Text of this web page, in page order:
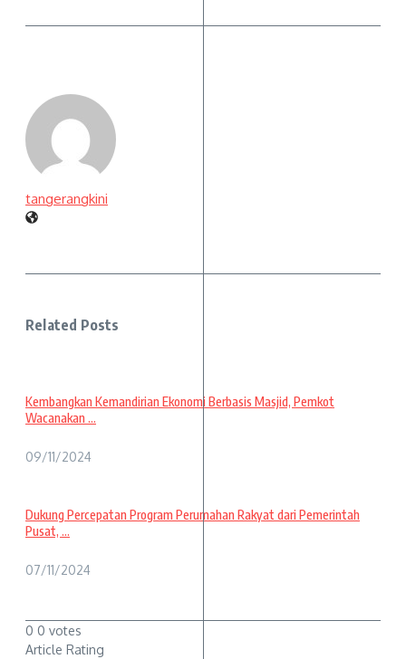
tangerangkini
Related Posts
Kembangkan Kemandirian Ekonomi Berbasis Masjid, Pemkot
Wacanakan ...
09/11/2024
Dukung Percepatan Program Perumahan Rakyat dari Pemerintah
Pusat, ...
07/11/2024
0 0 votes
Article Rating